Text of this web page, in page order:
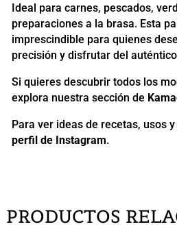
Ideal para carnes, pescados,
preparaciones a la brasa. Esta
imprescindible para quienes
precisión y disfrutar del
Si quieres descubrir todos los
explora nuestra sección de
Para ver ideas de recetas, usos
perfil de Instagram.
PRODUCTOS